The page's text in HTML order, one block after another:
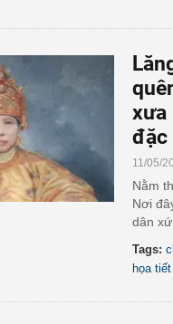
xưa
đặc
11/05/
Nằm
Nơi
dân xứ
Tags:
họa